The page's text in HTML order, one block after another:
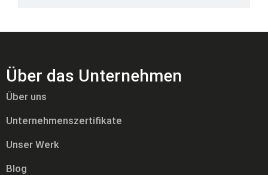
Über das Unternehmen
Über uns
Unternehmenszertifikate
Unser Werk
Blog